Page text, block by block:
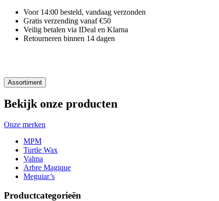
Voor 14:00 besteld, vandaag verzonden
Gratis verzending vanaf €50
Veilig betalen via IDeal en Klarna
Retourneren binnen 14 dagen
Assortiment
Bekijk onze producten
Onze merken
MPM
Turtle Wax
Valma
Arbre Magique
Meguiar’s
Productcategorieën